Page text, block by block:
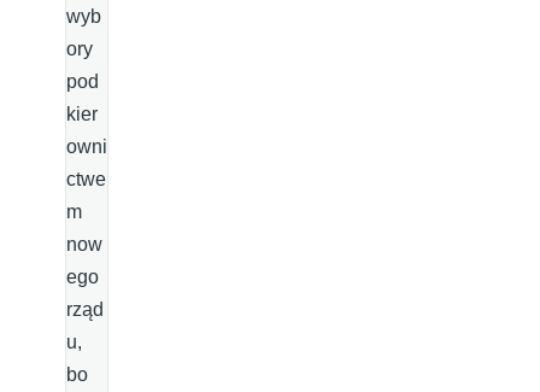
wyb
ory
pod
kier
owni
ctwe
m
now
ego
rząd
u,
bo